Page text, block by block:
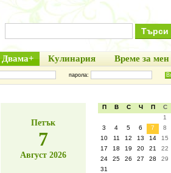
Двама+ Кулинария Време за мен
парола:
Петък
7
Август 2026
П В С Ч П С
1
3
4 5 6 7 8
10
11 12 13 14 15
17
18 19 20 21 22
24
25 26 27 28 29
31